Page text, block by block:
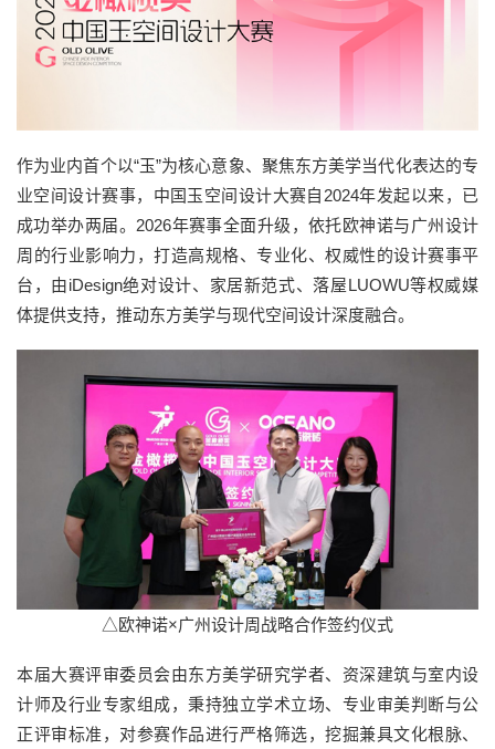
作为业内首个以“玉”为核心意象、聚焦东方美学当代化表达的专
业空间设计赛事，中国玉空间设计大赛自2024年发起以来，已
成功举办两届。2026年赛事全面升级，依托欧神诺与广州设计
周的行业影响力，打造高规格、专业化、权威性的设计赛事平
台，由iDesign绝对设计、家居新范式、落屋LUOWU等权威媒
体提供支持，推动东方美学与现代空间设计深度融合。
△欧神诺×广州设计周战略合作签约仪式
本届大赛评审委员会由东方美学研究学者、资深建筑与室内设
计师及行业专家组成，秉持独立学术立场、专业审美判断与公
正评审标准，对参赛作品进行严格筛选，挖掘兼具文化根脉、